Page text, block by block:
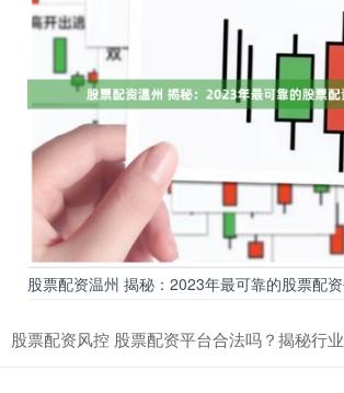
股票配资温州 揭秘：2023年最可靠的股票配
股票配资风控 股票配资平台合法吗？揭秘行